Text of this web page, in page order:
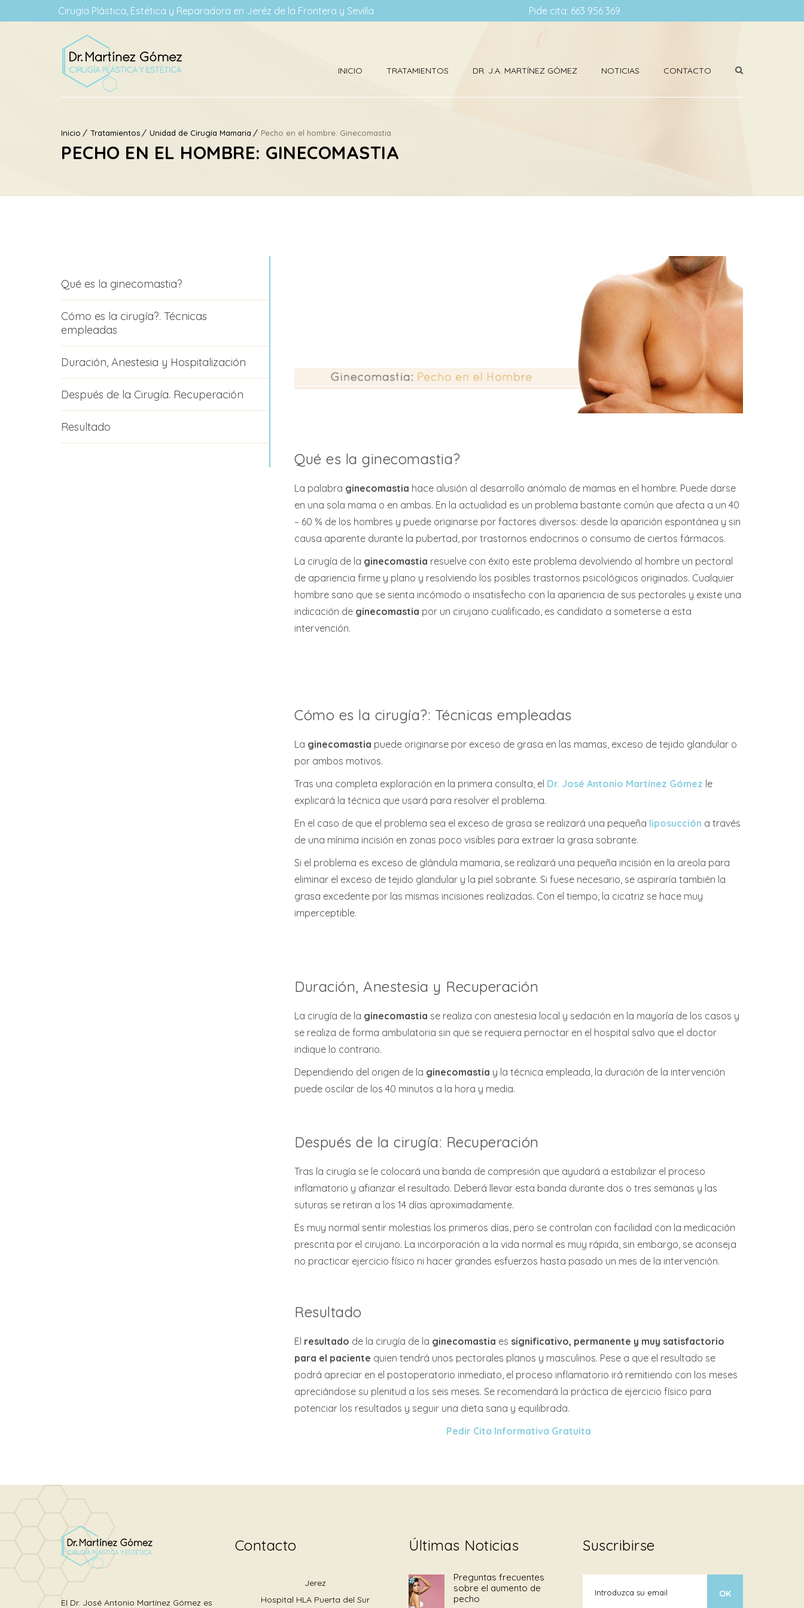
Cirugía Plástica, Estética y Reparadora en Jeréz de la Frontera y Sevilla Pide cita: 663 956 369
INICIO TRATAMIENTOS DR. J.A. MARTÍNEZ GÓMEZ NOTICIAS CONTACTO
Inicio Tratamientos Unidad de Cirugía Mamaria Pecho en el hombre: Ginecomastia
PECHO EN EL HOMBRE: GINECOMASTIA
Qué es la ginecomastia?
Cómo es la cirugía?. Técnicas
empleadas
Duración, Anestesia y Hospitalización
Después de la Cirugía. Recuperación
Resultado
Qué es la ginecomastia?
La palabra ginecomastia hace alusión al desarrollo anómalo de mamas en el hombre. Puede darse
en una sola mama o en ambas. En la actualidad es un problema bastante común que afecta a un 40
– 60 % de los hombres y puede originarse por factores diversos: desde la aparición espontánea y sin
causa aparente durante la pubertad, por trastornos endocrinos o consumo de ciertos fármacos.
La cirugía de la ginecomastia resuelve con éxito este problema devolviendo al hombre un pectoral
de apariencia firme y plano y resolviendo los posibles trastornos psicológicos originados. Cualquier
hombre sano que se sienta incómodo o insatisfecho con la apariencia de sus pectorales y existe una
indicación de ginecomastia por un cirujano cualificado, es candidato a someterse a esta
intervención.
Cómo es la cirugía?: Técnicas empleadas
La ginecomastia puede originarse por exceso de grasa en las mamas, exceso de tejido glandular o
por ambos motivos.
Tras una completa exploración en la primera consulta, el Dr. José Antonio Martínez Gómez le
explicará la técnica que usará para resolver el problema.
En el caso de que el problema sea el exceso de grasa se realizará una pequeña liposucción a través
de una mínima incisión en zonas poco visibles para extraer la grasa sobrante.
Si el problema es exceso de glándula mamaria, se realizará una pequeña incisión en la areola para
eliminar el exceso de tejido glandular y la piel sobrante. Si fuese necesario, se aspiraría también la
grasa excedente por las mismas incisiones realizadas. Con el tiempo, la cicatriz se hace muy
imperceptible.
Duración, Anestesia y Recuperación
La cirugía de la ginecomastia se realiza con anestesia local y sedación en la mayoría de los casos y
se realiza de forma ambulatoria sin que se requiera pernoctar en el hospital salvo que el doctor
indique lo contrario.
Dependiendo del origen de la ginecomastia y la técnica empleada, la duración de la intervención
puede oscilar de los 40 minutos a la hora y media.
Después de la cirugía: Recuperación
Tras la cirugía se le colocará una banda de compresión que ayudará a estabilizar el proceso
inflamatorio y afianzar el resultado. Deberá llevar esta banda durante dos o tres semanas y las
suturas se retiran a los 14 días aproximadamente.
Es muy normal sentir molestias los primeros días, pero se controlan con facilidad con la medicación
prescrita por el cirujano. La incorporación a la vida normal es muy rápida, sin embargo, se aconseja
no practicar ejercicio físico ni hacer grandes esfuerzos hasta pasado un mes de la intervención.
Resultado
El resultado de la cirugía de la ginecomastia es significativo, permanente y muy satisfactorio
para el paciente quien tendrá unos pectorales planos y masculinos. Pese a que el resultado se
podrá apreciar en el postoperatorio inmediato, el proceso inflamatorio irá remitiendo con los meses
apreciándose su plenitud a los seis meses. Se recomendará la práctica de ejercicio físico para
potenciar los resultados y seguir una dieta sana y equilibrada.
Pedir Cita Informativa Gratuita
El Dr. José Antonio Martínez Gómez es
Contacto
Jerez
Hospital HLA Puerta del Sur
Últimas Noticias
Preguntas frecuentes
sobre el aumento de
pecho
Suscribirse